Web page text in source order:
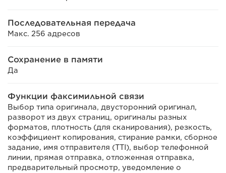
Последовательная передача
Макс. 256 адресов
Сохранение в памяти
Да
Функции факсимильной связи
Выбор типа оригинала, двусторонний оригинал,
разворот из двух страниц, оригиналы разных
форматов, плотность (для сканирования), резкость,
коэффициент копирования, стирание рамки, сборное
задание, имя отправителя (TTI), выбор телефонной
линии, прямая отправка, отложенная отправка,
предварительный просмотр, уведомление о